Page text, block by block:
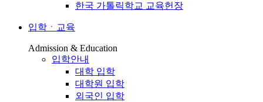
한국 가톨릭학교 교육헌장
입학ㆍ교육
Admission & Education
입학안내
대학 입학
대학원 입학
외국인 입학